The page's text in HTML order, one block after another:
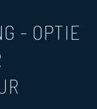
- OPTIE